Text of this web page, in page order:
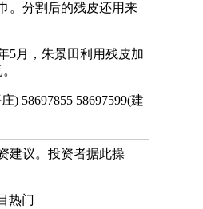
分割后的残皮还用来
月，朱景田利用残皮加
) 58697855 58697599(建
建议。投资者据此操
热门